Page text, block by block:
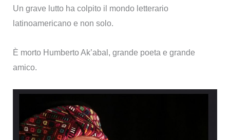
della
lingua
Un grave lutto ha colpito il mondo letterario
latinoamericano e non solo.
È morto Humberto Ak’abal, grande poeta e grande
amico.